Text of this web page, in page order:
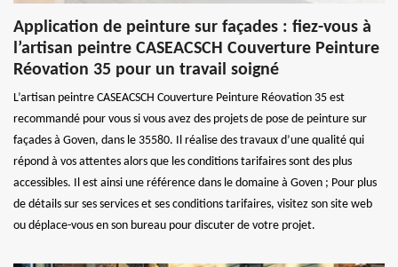
Application de peinture sur façades : fiez-vous à
l’artisan peintre CASEACSCH Couverture Peinture
Réovation 35 pour un travail soigné
L’artisan peintre CASEACSCH Couverture Peinture Réovation 35 est
recommandé pour vous si vous avez des projets de pose de peinture sur
façades à Goven, dans le 35580. Il réalise des travaux d’une qualité qui
répond à vos attentes alors que les conditions tarifaires sont des plus
accessibles. Il est ainsi une référence dans le domaine à Goven ; Pour plus
de détails sur ses services et ses conditions tarifaires, visitez son site web
ou déplace-vous en son bureau pour discuter de votre projet.